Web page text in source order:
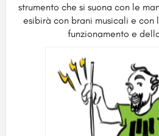
strumento che si suona con le
esibirà con brani musicali e con
funzionamento e